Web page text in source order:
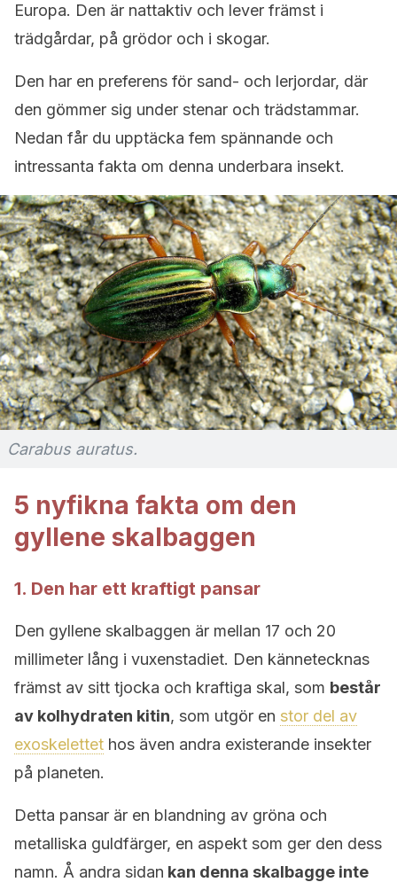
Europa. Den är nattaktiv och lever främst i
trädgårdar, på grödor och i skogar.
Den har en preferens för sand- och lerjordar, där
den gömmer sig under stenar och trädstammar.
Nedan får du upptäcka fem spännande och
intressanta fakta om denna underbara insekt.
Carabus auratus.
5 nyfikna fakta om den
gyllene skalbaggen
1. Den har ett kraftigt pansar
Den gyllene skalbaggen är mellan 17 och 20
millimeter lång i vuxenstadiet. Den kännetecknas
främst av sitt tjocka och kraftiga skal, som består
av kolhydraten kitin, som utgör en stor del av
exoskelettet hos även andra existerande insekter
på planeten.
Detta pansar är en blandning av gröna och
metalliska guldfärger, en aspekt som ger den dess
namn. Å andra sidan kan denna skalbagge inte